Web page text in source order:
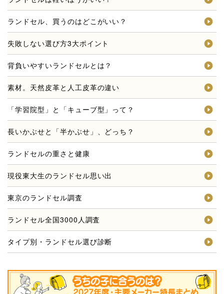
ランドセル、買うのはどこがいい？
失敗しない選び方3大ポイント
背負いやすいランドセルとは？
素材。天然皮革と人工皮革の違い
「学習院型」と「キューブ型」って？
長いかぶせと「半かぶせ」、どっち？
ランドセルの重さと健康
現役東大生のランドセル思い出
東京のランドセル調査
ランドセル全国3000人調査
タイプ別・ランドセル選び診断